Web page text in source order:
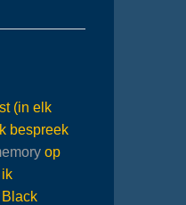
(in elk
bespreek
op